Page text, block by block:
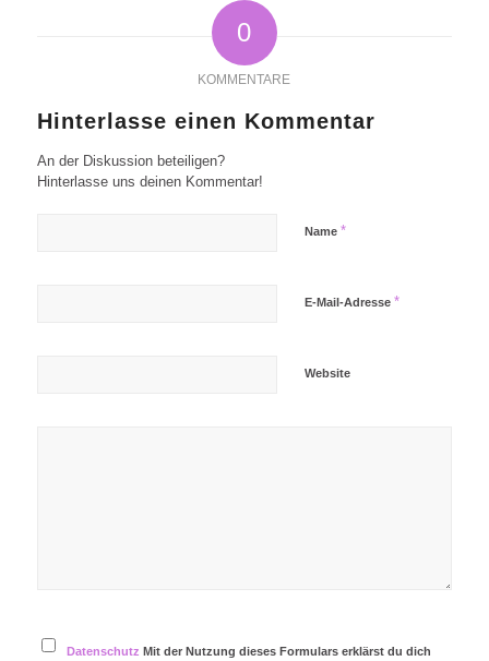
0
KOMMENTARE
Hinterlasse einen Kommentar
An der Diskussion beteiligen?
Hinterlasse uns deinen Kommentar!
Name *
E-Mail-Adresse *
Website
Datenschutz Mit der Nutzung dieses Formulars erklärst du dich